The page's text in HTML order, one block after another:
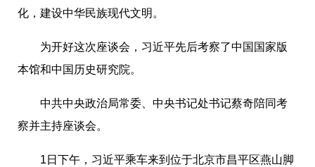
化，建设中华民族现代文明。
为开好这次座谈会，习近平先后考察了中国国家版
本馆和中国历史研究院。
中共中央政治局常委、中央书记处书记蔡奇陪同考
察并主持座谈会。
1日下午，习近平乘车来到位于北京市昌平区燕山脚